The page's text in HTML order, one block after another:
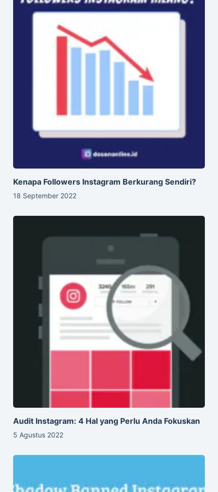
Kenapa Followers Instagram Berkurang Sendiri?
18 September 2022
Audit Instagram: 4 Hal yang Perlu Anda Fokuskan
5 Agustus 2022